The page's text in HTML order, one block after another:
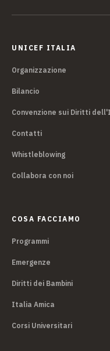
UNICEF ITALIA
Organizzazione
Bilancio
Convenzione sui Diritti
Contatti
Whistleblowing
Collabora con noi
COSA FACCIAMO
Programmi
Emergenze
Diritti dei Bambini
Italia Amica
Corsi Universitari